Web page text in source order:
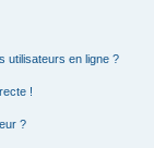
utilisateurs en ligne ?
!
?